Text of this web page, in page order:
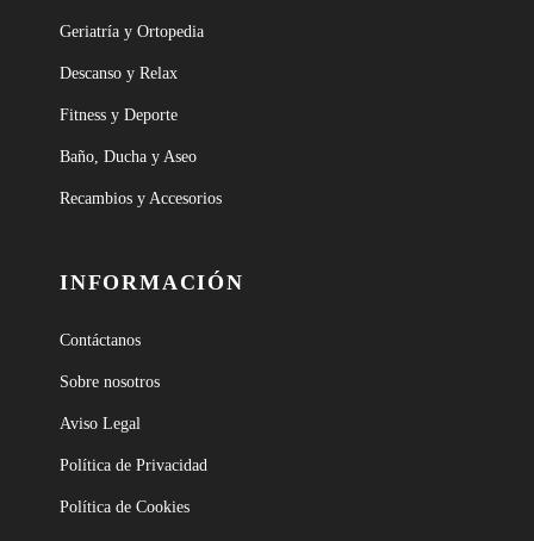
Geriatría y Ortopedia
Descanso y Relax
Fitness y Deporte
Baño, Ducha y Aseo
Recambios y Accesorios
INFORMACIÓN
Contáctanos
Sobre nosotros
Aviso Legal
Política de Privacidad
Política de Cookies